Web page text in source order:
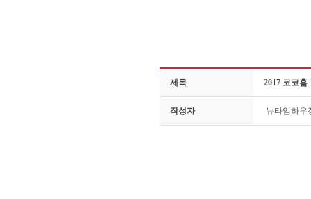
제목 2017 코코
작성자 뉴타임하우